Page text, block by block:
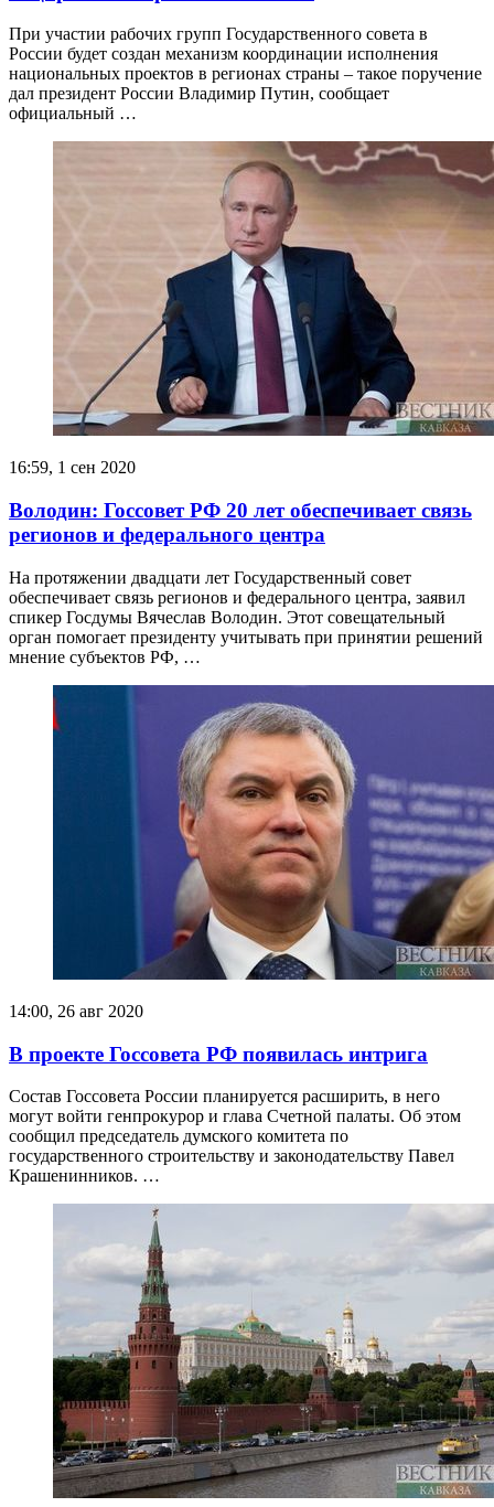
При участии рабочих групп Государственного совета в
России будет создан механизм координации исполнения
национальных проектов в регионах страны – такое поручение
дал президент России Владимир Путин, сообщает
официальный …
16:59, 1 сен 2020
Володин: Госсовет РФ 20 лет обеспечивает связь
регионов и федерального центра
На протяжении двадцати лет Государственный совет
обеспечивает связь регионов и федерального центра, заявил
спикер Госдумы Вячеслав Володин. Этот совещательный
орган помогает президенту учитывать при принятии решений
мнение субъектов РФ, …
14:00, 26 авг 2020
В проекте Госсовета РФ появилась интрига
Состав Госсовета России планируется расширить, в него
могут войти генпрокурор и глава Счетной палаты. Об этом
сообщил председатель думского комитета по
государственного строительству и законодательству Павел
Крашенинников. …